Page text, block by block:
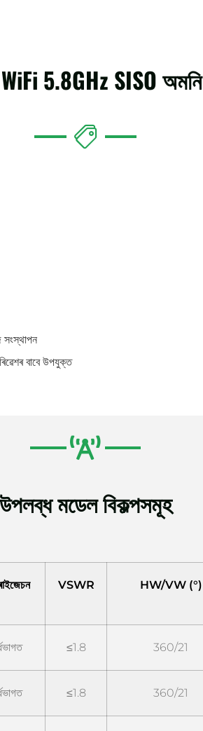
WiFi 5.8GHz SISO
বাবে উপযুক্ত
উপলব্ধ মডেল বিকল্পসমূহ
VSWR HW/VW (°)
≤1.8 360/21
≤1.8 360/21